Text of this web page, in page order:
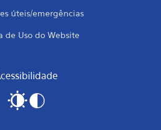
úteis/emergências
de Uso do Website